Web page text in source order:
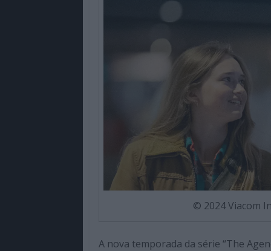
© 2024 Viacom
A nova temporada da série “The